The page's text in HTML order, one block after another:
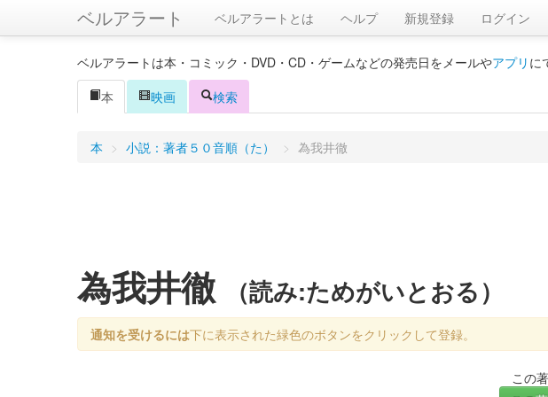
ベルアラート ベルアラートとは ヘルプ 新規登録 ログイン
ベルアラートは本・コミック・DVD・CD・ゲームなどの発売日をメールやアプリ に
本
映画 検索
本 > 小説：著者５０音順（た） > 為我井徹
為我井徹 （読み:ためがいとおる）
通知を受けるには下に表示された緑色のボタンをクリックして登録。
この